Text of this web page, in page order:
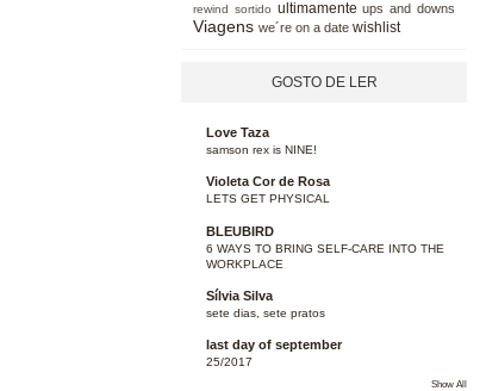
rewind sortido ultimamente ups and downs
Viagens we´re on a date wishlist
GOSTO DE LER
Love Taza
samson rex is NINE!
Violeta Cor de Rosa
LETS GET PHYSICAL
BLEUBIRD
6 WAYS TO BRING SELF-CARE INTO THE
WORKPLACE
Sílvia Silva
sete dias, sete pratos
last day of september
25/2017
Show All